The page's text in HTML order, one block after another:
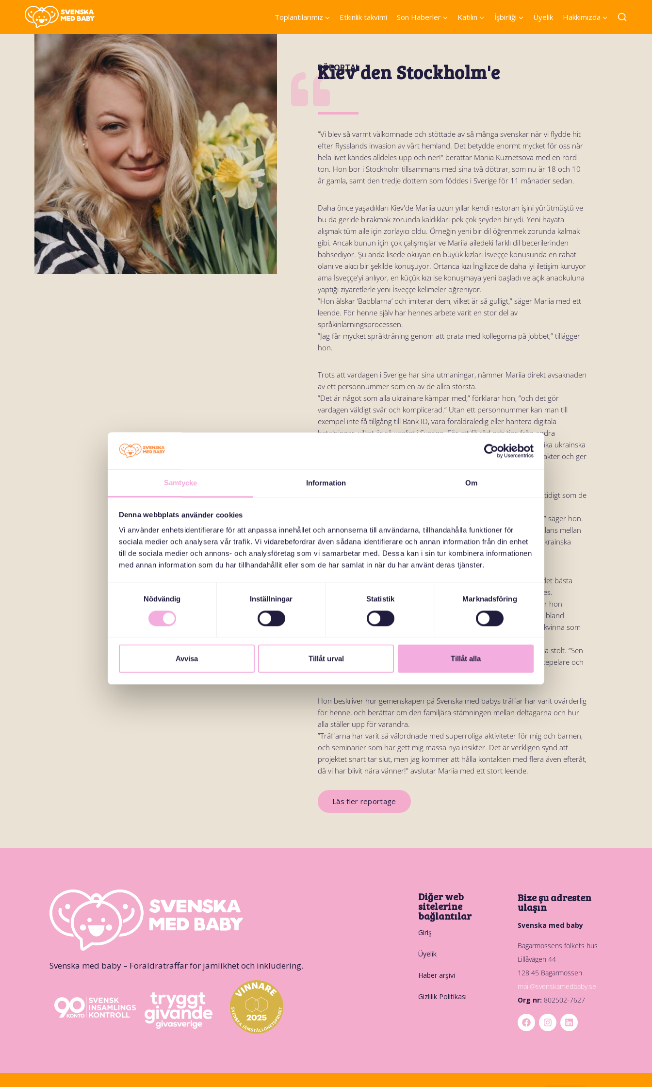
Samtycke Information Om
Denna webbplats använder cookies
Vi använder enhetsidentifierare för att anpassa innehållet och annonserna till användarna, tillhandahålla funktioner för
sociala medier och analysera vår trafik. Vi vidarebefordrar även sådana identifierare och annan information från din enhet
till de sociala medier och annons- och analysföretag som vi samarbetar med. Dessa kan i sin tur kombinera informationen
med annan information som du har tillhandahållit eller som de har samlat in när du har använt deras tjänster.
Nödvändig
Inställningar Statistik Marknadsföring
Avvisa Tillåt urval Tillåt alla
Toplantılarımız Etkinlik takvimi Son Haberler Katılın İşbirliği Üyelik Hakkımızda
RÖPORTAJ
Kiev'den Stockholm'e
”Vi blev så varmt välkomnade och stöttade av så många svenskar när vi flydde hit
efter Rysslands invasion av vårt hemland. Det betydde enormt mycket för oss när
hela livet kändes alldeles upp och ner!” berättar Mariia Kuznetsova med en rörd
ton. Hon bor i Stockholm tillsammans med sina två döttrar, som nu är 18 och 10
år gamla, samt den tredje dottern som föddes i Sverige för 11 månader sedan.
Daha önce yaşadıkları Kiev'de Mariia uzun yıllar kendi restoran işini yürütmüştü ve
bu da geride bırakmak zorunda kaldıkları pek çok şeyden biriydi. Yeni hayata
alışmak tüm aile için zorlayıcı oldu. Örneğin yeni bir dil öğrenmek zorunda kalmak
gibi. Ancak bunun için çok çalışmışlar ve Mariia ailedeki farklı dil becerilerinden
bahsediyor. Şu anda lisede okuyan en büyük kızları İsveççe konusunda en rahat
olanı ve akıcı bir şekilde konuşuyor. Ortanca kızı İngilizce'de daha iyi iletişim kuruyor
ama İsveççe'yi anlıyor, en küçük kızı ise konuşmaya yeni başladı ve açık anaokuluna
yaptığı ziyaretlerle yeni İsveççe kelimeler öğreniyor.
”Hon älskar ’Babblarna’ och imiterar dem, vilket är så gulligt,” säger Mariia med ett
leende. För henne själv har hennes arbete varit en stor del av
språkinlärningsprocessen.
”Jag får mycket språkträning genom att prata med kollegorna på jobbet,” tillägger
hon.
Trots att vardagen i Sverige har sina utmaningar, nämner Mariia direkt avsaknaden
av ett personnummer som en av de allra största.
”Det är något som alla ukrainare kämpar med,” förklarar hon, ”och det gör
vardagen väldigt svår och komplicerad.” Utan ett personnummer kan man till
exempel inte få tillgång till Bank ID, vara föräldraledig eller hantera digitala
betalningar, vilket är så vanligt i Sverige. För att få råd och tips från andra
landsmän att klara av alla utmaningar i ett nytt land, är Mariia aktiv i olika ukrainska
nätverk på sociala medier. Där delar de med sig av erfarenheter, kontakter och ger
Mariia och barnen försöker anpassa sig till det svenska samhället samtidigt som de
”Vi vill verkligen försöka anpassa oss till svenska seder och traditioner,” säger hon.
”För mig handlar det mycket om att hjälpa barnen att skapa en bra balans mellan
att ta sig an det nya livet här i Sverige, samtidigt som vi behåller våra ukrainska
rötter.”
Hon ser, trots vissa svårigheter, ljust på sin tid i Sverige och säger att det bästa
som definitivt har hänt henne här, var när hennes yngsta dotter föddes.
”Jag fick så mycket fin stöttning från vården och myndigheterna,” säger hon
tacksamt. Hon upplever dock att det är lite svårt att skaffa nya vänner bland
svenskarna. En riktigt nära vän har hon ändå fått i Kristina, en svensk kvinna som
”Kristina är till och med min yngsta dotters gudmor nu,” berättar Mariia stolt. ”Sen
har jag min syster, som också bor här i Sverige. Hon är min stora stöttepelare och
bästa vän”.
Hon beskriver hur gemenskapen på Svenska med babys träffar har varit ovärderlig
för henne, och berättar om den familjära stämningen mellan deltagarna och hur
alla ställer upp för varandra.
”Träffarna har varit så välordnade med superroliga aktiviteter för mig och barnen,
och seminarier som har gett mig massa nya insikter. Det är verkligen synd att
projektet snart tar slut, men jag kommer att hålla kontakten med flera även efteråt,
då vi har blivit nära vänner!” avslutar Mariia med ett stort leende.
Läs fler reportage
Svenska med baby – Föräldraträffar för jämlikhet och inkludering.
Diğer web
sitelerine
bağlantılar
Giriş
Üyelik
Haber arşivi
Gizlilik Politikası
Bize şu adresten
ulaşın
Svenska med baby
Bagarmossens folkets hus
Lillåvägen 44
128 45 Bagarmossen
mail@svenskamedbaby.se
Org nr: 802502-7627